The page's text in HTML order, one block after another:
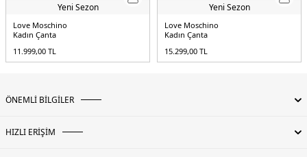
Yeni Sezon
Love Moschino
Kadın Çanta
11.999,00 TL
Yeni Sezon
Love Moschino
Kadın Çanta
15.299,00 TL
ÖNEMLİ BİLGİLER
HIZLI ERİŞİM